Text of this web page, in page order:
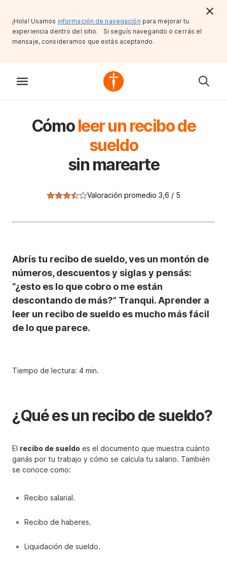
¡Hola! Usamos información de navegación para mejorar tu
experiencia dentro del sitio. Si seguís navegando o cerrás el
mensaje, consideramos que estás aceptando.
Cómoleer un recibo de
sueldo
sin marearte
Valoración promedio 3,6 / 5
Abrís tu recibo de sueldo, ves un montón de
números, descuentos y siglas y pensás:
“¿esto es lo que cobro o me están
descontando de más?” Tranqui. Aprender a
leer un recibo de sueldo es mucho más fácil
de lo que parece.
Tiempo de lectura: 4 min.
¿Qué es un recibo de sueldo?
El recibo de sueldo es el documento que muestra cuánto
ganás por tu trabajo y cómo se calcula tu salario. También
se conoce como:
Recibo salarial.
Recibo de haberes.
Liquidación de sueldo.